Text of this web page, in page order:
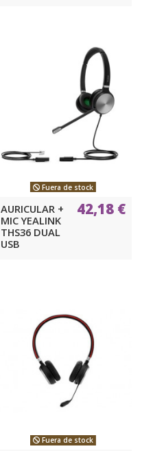
Fuera de stock
AURICULAR +
MIC YEALINK
THS36 DUAL
USB
42,18 €
Fuera de stock